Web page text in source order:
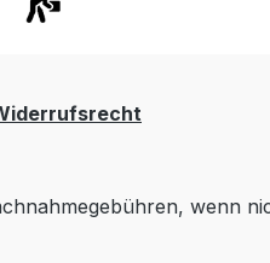
wenn